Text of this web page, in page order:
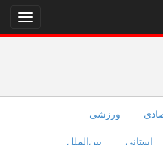
نمایش
منو
ورزشی
استانی بین‌الملل